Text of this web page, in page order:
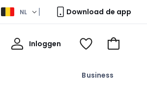
NL Download de app
Business
Inloggen
Mijn
Kijk
Naar